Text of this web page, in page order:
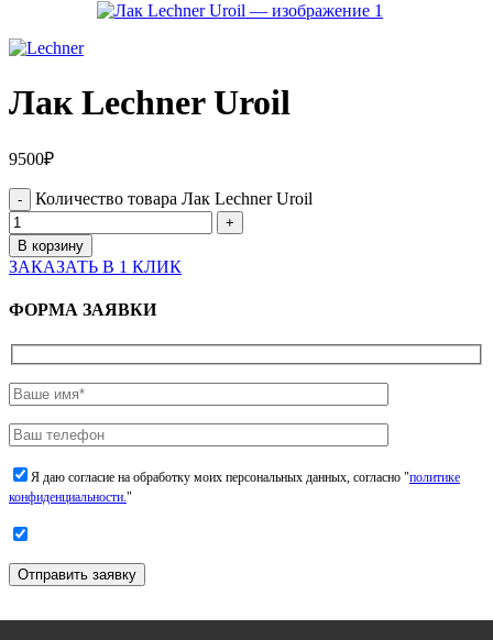
Лак Lechner Uroil
9500₽
Количество товара Лак Lechner Uroil
В корзину
ЗАКАЗАТЬ В 1 КЛИК
ФОРМА ЗАЯВКИ
Я даю согласие на обработку моих персональных данных, согласно "политике
конфиденциальности."
Отправить заявку